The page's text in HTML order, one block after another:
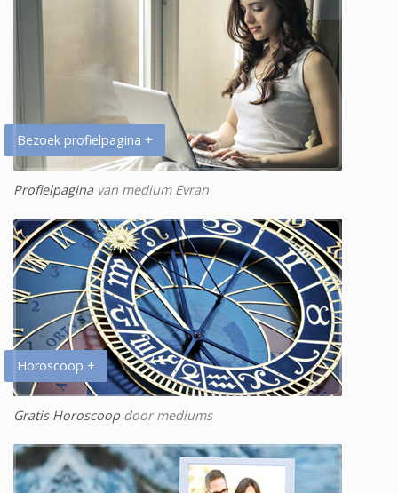
Bezoek profielpagina +
Profielpagina van medium Evran
Horoscoop +
Gratis Horoscoopdoor mediums